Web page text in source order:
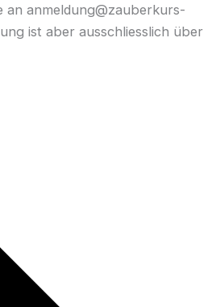
an anmeldung@zauberkurs-
ist aber ausschliesslich über